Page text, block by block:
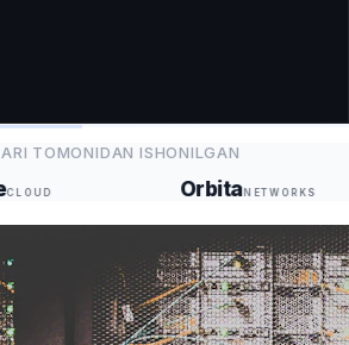
TOMONIDAN ISHONILGAN
NETWORKS